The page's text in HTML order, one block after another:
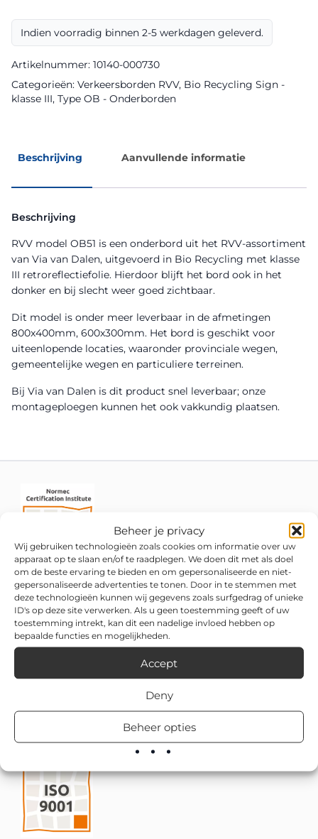
Beheer je privacy
Wij gebruiken technologieën zoals cookies om informatie over uw
apparaat op te slaan en/of te raadplegen. We doen dit met als doel
om de beste ervaring te bieden en om gepersonaliseerde en niet-
gepersonaliseerde advertenties te tonen. Door in te stemmen met
deze technologieën kunnen wij gegevens zoals surfgedrag of unieke
ID's op deze site verwerken. Als u geen toestemming geeft of uw
toestemming intrekt, kan dit een nadelige invloed hebben op
bepaalde functies en mogelijkheden.
Accept
Deny
Beheer opties
Recycling
Sign
aantal
Indien voorradig binnen 2-5 werkdagen geleverd.
Artikelnummer: 10140-000730
Categorieën: Verkeersborden RVV, Bio Recycling Sign -
klasse III, Type OB - Onderborden
Beschrijving Aanvullende informatie
Beschrijving
RVV model OB51 is een onderbord uit het RVV-assortiment
van Via van Dalen, uitgevoerd in Bio Recycling met klasse
III retroreflectiefolie. Hierdoor blijft het bord ook in het
donker en bij slecht weer goed zichtbaar.
Dit model is onder meer leverbaar in de afmetingen
800x400mm, 600x300mm. Het bord is geschikt voor
uiteenlopende locaties, waaronder provinciale wegen,
gemeentelijke wegen en particuliere terreinen.
Bij Via van Dalen is dit product snel leverbaar; onze
montageploegen kunnen het ook vakkundig plaatsen.